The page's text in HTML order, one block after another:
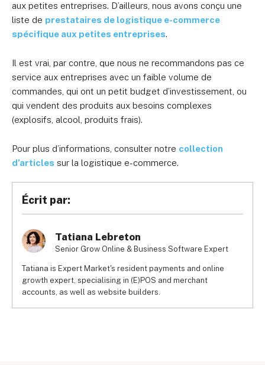
aux petites entreprises. D’ailleurs, nous avons conçu une
liste de prestataires de logistique e-commerce
spécifique aux petites entreprises.
Il est vrai, par contre, que nous ne recommandons pas ce
service aux entreprises avec un faible volume de
commandes, qui ont un petit budget d’investissement, ou
qui vendent des produits aux besoins complexes
(explosifs, alcool, produits frais).
Pour plus d’informations, consulter notre collection
d’articles sur la logistique e-commerce.
Écrit par:
Tatiana Lebreton
Senior Grow Online & Business Software Expert
Tatiana is Expert Market's resident payments and online
growth expert, specialising in (E)POS and merchant
accounts, as well as website builders.